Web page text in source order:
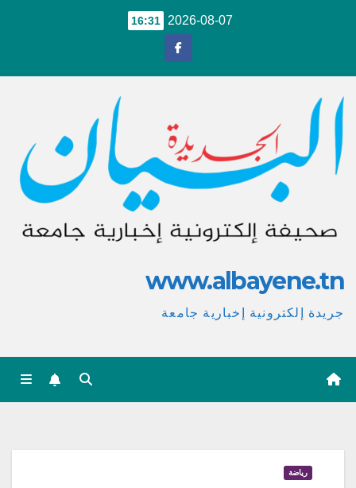
2026-08-07
16:31
www.albayene.tn
جريدة إلكترونية إخبارية جامعة
رياضة